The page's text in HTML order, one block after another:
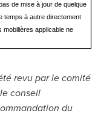
de mise à jour de quelque
temps à autre directement
mobilières applicable ne
revu par le comité
conseil
du